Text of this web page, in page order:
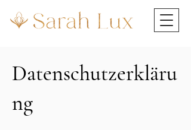
Datenschutzerkläru
ng